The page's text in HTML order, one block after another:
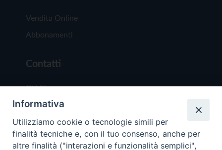
Vendita Online
Abbonamenti
Contatti
Chi Siamo
Redazione
Scrivici
Informativa
Utilizziamo cookie o tecnologie simili per
finalità tecniche e, con il tuo consenso, anche per
altre finalità ("interazioni e funzionalità semplici",